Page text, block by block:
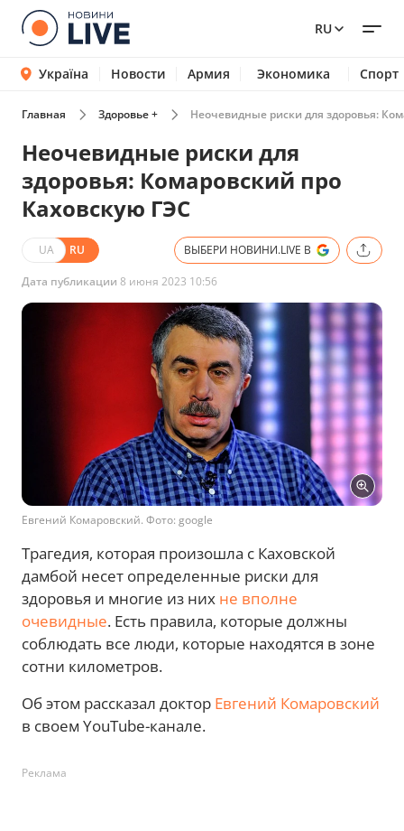
RU
Україна Новости Армия Экономика Спорт
Главная Здоровье + Неочевидные риски для здоровья:
Неочевидные риски для
здоровья: Комаровский про
Каховскую ГЭС
UA RU ВЫБЕРИ НОВИНИ.LIVE В
Дата публикации 8 июня 2023 10:56
Евгений Комаровский. Фото: google
Трагедия, которая произошла с Каховской
дамбой несет определенные риски для
здоровья и многие из них не вполне
очевидные. Есть правила, которые должны
соблюдать все люди, которые находятся в зоне
сотни километров.
Об этом рассказал доктор Евгений Комаровский
в своем YouTube-канале.
Реклама